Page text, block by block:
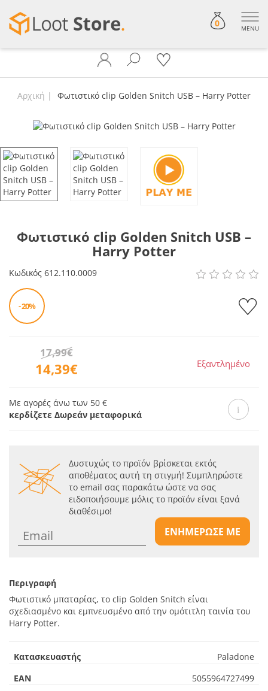
0 MENU
Αρχική Φωτιστικό clip Golden Snitch USB – Harry Potter
Φωτιστικό clip Golden Snitch USB –
Harry Potter
Κωδικός 612.110.0009
- 20%
14,39€
17,99€
Εξαντλημένο
Με αγορές άνω των 50 €
κερδίζετε Δωρεάν μεταφορικά
Δυστυχώς το προϊόν βρίσκεται εκτός
αποθέματος αυτή τη στιγμή! Συμπληρώστε
το email σας παρακάτω ώστε να σας
ειδοποιήσουμε μόλις το προϊόν είναι ξανά
διαθέσιμο!
ΕΝΗΜΕΡΩΣΕ ΜΕ
Περιγραφή
Φωτιστικό μπαταρίας, το clip Golden Snitch είναι
σχεδιασμένο και εμπνευσμένο από την ομότιτλη ταινία του
Harry Potter.
Κατασκευαστής
Paladone
EAN
5055964727499